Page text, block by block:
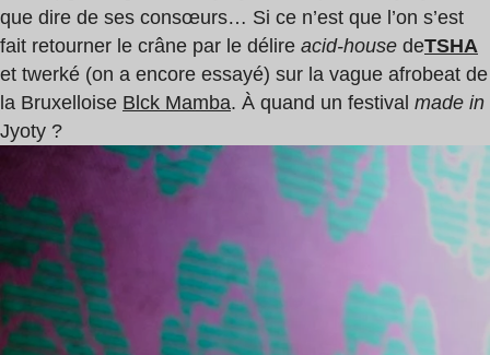
que dire de ses consœurs… Si ce n’est que l’on s’est
fait retourner le crâne par le délire acid-house deTSHA
et twerké (on a encore essayé) sur la vague afrobeat de
la Bruxelloise Blck Mamba. À quand un festival made in
Jyoty ?